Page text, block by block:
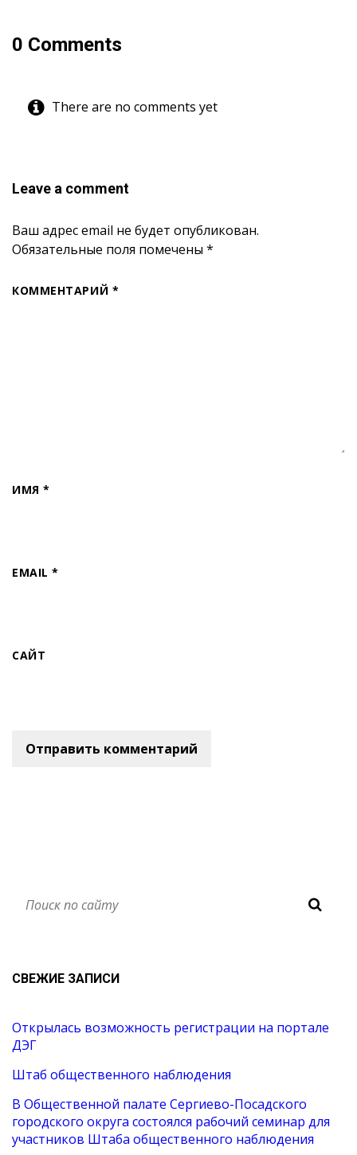
0 Comments
There are no comments yet
Leave a comment
Ваш адрес email не будет опубликован.
Обязательные поля помечены *
КОММЕНТАРИЙ *
ИМЯ*
EMAIL*
САЙТ
СВЕЖИЕ ЗАПИСИ
Открылась возможность регистрации на портале
ДЭГ
Штаб общественного наблюдения
В Общественной палате Сергиево-Посадского
городского округа состоялся рабочий семинар для
участников Штаба общественного наблюдения